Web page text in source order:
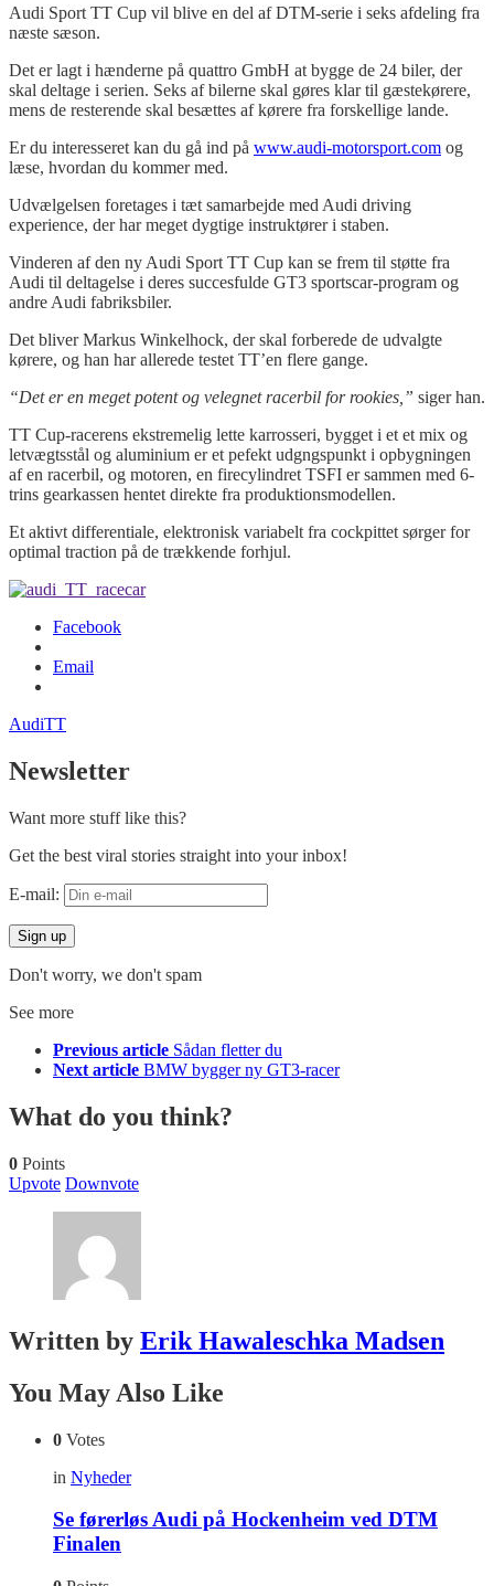
Audi Sport TT Cup vil blive en del af DTM-serie i seks afdeling fra
næste sæson.
Det er lagt i hænderne på quattro GmbH at bygge de 24 biler, der
skal deltage i serien. Seks af bilerne skal gøres klar til gæstekørere,
mens de resterende skal besættes af kørere fra forskellige lande.
Er du interesseret kan du gå ind på www.audi-motorsport.com og
læse, hvordan du kommer med.
Udvælgelsen foretages i tæt samarbejde med Audi driving
experience, der har meget dygtige instruktører i staben.
Vinderen af den ny Audi Sport TT Cup kan se frem til støtte fra
Audi til deltagelse i deres succesfulde GT3 sportscar-program og
andre Audi fabriksbiler.
Det bliver Markus Winkelhock, der skal forberede de udvalgte
kørere, og han har allerede testet TT’en flere gange.
“Det er en meget potent og velegnet racerbil for rookies,” siger han.
TT Cup-racerens ekstremelig lette karrosseri, bygget i et et mix og
letvægtsstål og aluminium er et pefekt udgngspunkt i opbygningen
af en racerbil, og motoren, en firecylindret TSFI er sammen med 6-
trins gearkassen hentet direkte fra produktionsmodellen.
Et aktivt differentiale, elektronisk variabelt fra cockpittet sørger for
optimal traction på de trækkende forhjul.
Facebook
Email
AudiTT
Newsletter
Want more stuff like this?
Get the best viral stories straight into your inbox!
E-mail:
Don't worry, we don't spam
See more
Previous article Sådan fletter du
Next article BMW bygger ny GT3-racer
What do you think?
0 Points
Upvote Downvote
Written by Erik Hawaleschka Madsen
You May Also Like
0 Votes
in Nyheder
Se førerløs Audi på Hockenheim ved DTM
Finalen